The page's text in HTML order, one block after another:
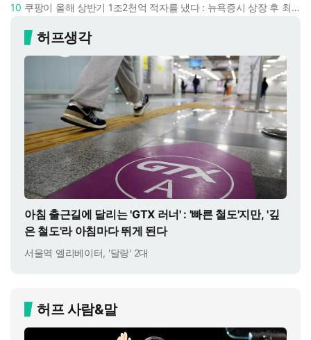
10
쿠팡이 올해 상반기 1조2천억 적자를 냈다 : 뉴욕증시 상장 후 최악 실적 두고 김범석 의장은 '회복세' 강조
허프생각
아침 출근길에 달리는 'GTX 러너' : '빠른 철도'지만, '깊
은 철도'라 아침마다 뛰게 된다
서울역 엘리베이터, '달랑' 2대
허프 사람&말